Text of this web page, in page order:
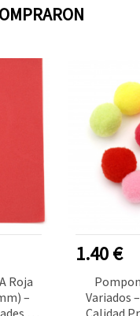
Roja
–
y
1.40 €
Variados
Calidad